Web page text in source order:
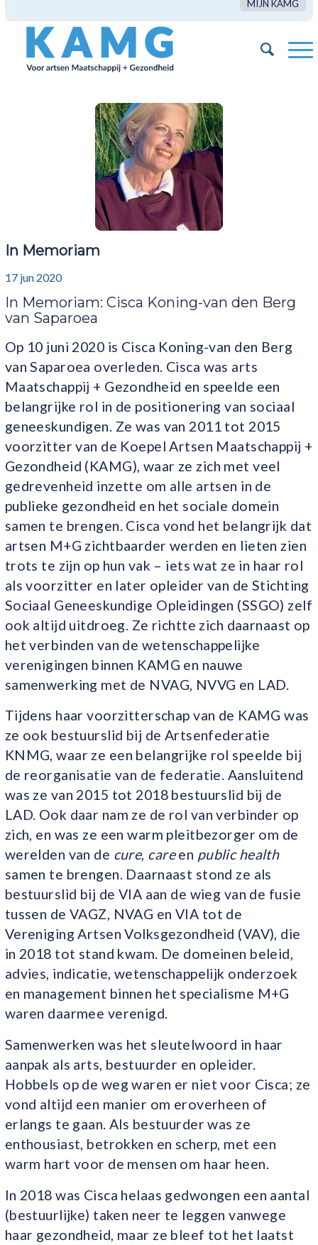
MIJN KAMG
In Memoriam
17 jun 2020
In Memoriam: Cisca Koning-van den Berg
van Saparoea
Op 10 juni 2020 is Cisca Koning-van den Berg
van Saparoea overleden. Cisca was arts
Maatschappij + Gezondheid en speelde een
belangrijke rol in de positionering van sociaal
geneeskundigen. Ze was van 2011 tot 2015
voorzitter van de Koepel Artsen Maatschappij +
Gezondheid (KAMG), waar ze zich met veel
gedrevenheid inzette om alle artsen in de
publieke gezondheid en het sociale domein
samen te brengen. Cisca vond het belangrijk dat
artsen M+G zichtbaarder werden en lieten zien
trots te zijn op hun vak – iets wat ze in haar rol
als voorzitter en later opleider van de Stichting
Sociaal Geneeskundige Opleidingen (SSGO) zelf
ook altijd uitdroeg. Ze richtte zich daarnaast op
het verbinden van de wetenschappelijke
verenigingen binnen KAMG en nauwe
samenwerking met de NVAG, NVVG en LAD.
Tijdens haar voorzitterschap van de KAMG was
ze ook bestuurslid bij de Artsenfederatie
KNMG, waar ze een belangrijke rol speelde bij
de reorganisatie van de federatie. Aansluitend
was ze van 2015 tot 2018 bestuurslid bij de
LAD. Ook daar nam ze de rol van verbinder op
zich, en was ze een warm pleitbezorger om de
werelden van de cure, careen public health
samen te brengen. Daarnaast stond ze als
bestuurslid bij de VIA aan de wieg van de fusie
tussen de VAGZ, NVAG en VIA tot de
Vereniging Artsen Volksgezondheid (VAV), die
in 2018 tot stand kwam. De domeinen beleid,
advies, indicatie, wetenschappelijk onderzoek
en management binnen het specialisme M+G
waren daarmee verenigd.
Samenwerken was het sleutelwoord in haar
aanpak als arts, bestuurder en opleider.
Hobbels op de weg waren er niet voor Cisca; ze
vond altijd een manier om eroverheen of
erlangs te gaan. Als bestuurder was ze
enthousiast, betrokken en scherp, met een
warm hart voor de mensen om haar heen.
In 2018 was Cisca helaas gedwongen een aantal
(bestuurlijke) taken neer te leggen vanwege
haar gezondheid, maar ze bleef tot het laatst